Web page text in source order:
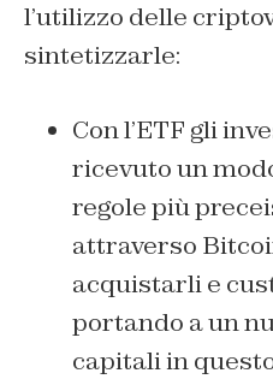
l’utilizzo delle
sintetizzarle:
Con l’ETF gli
ricevuto un
regole più
attraverso
acquistarli e
portando a un
capitali in